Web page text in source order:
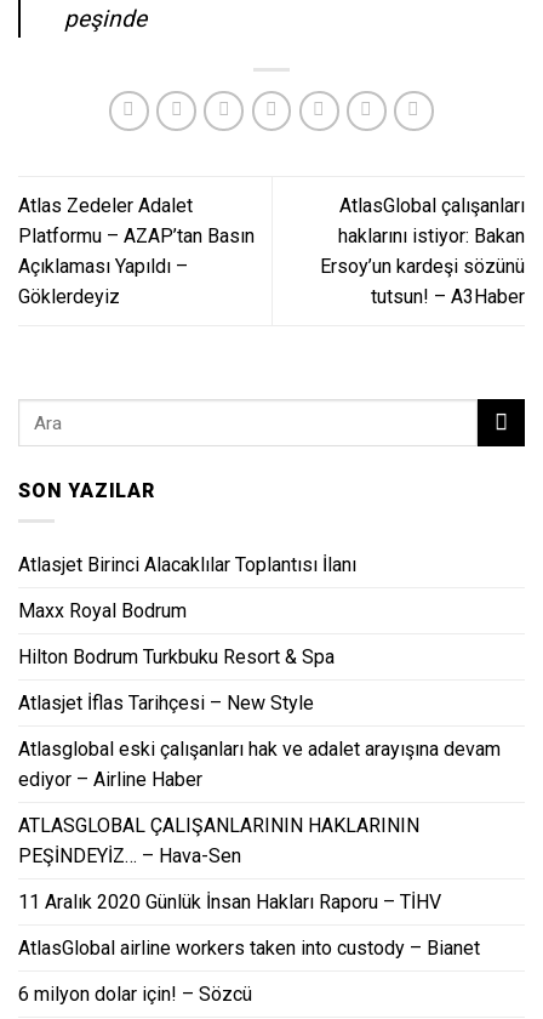
peşinde
Atlas Zedeler Adalet
Platformu – AZAP’tan Basın
Açıklaması Yapıldı –
Göklerdeyiz
AtlasGlobal çalışanları
haklarını istiyor: Bakan
Ersoy’un kardeşi sözünü
tutsun! – A3Haber
SON YAZILAR
Atlasjet Birinci Alacaklılar Toplantısı İlanı
Maxx Royal Bodrum
Hilton Bodrum Turkbuku Resort & Spa
Atlasjet İflas Tarihçesi – New Style
Atlasglobal eski çalışanları hak ve adalet arayışına devam
ediyor – Airline Haber
ATLASGLOBAL ÇALIŞANLARININ HAKLARININ
PEŞİNDEYİZ… – Hava-Sen
11 Aralık 2020 Günlük İnsan Hakları Raporu – TİHV
AtlasGlobal airline workers taken into custody – Bianet
6 milyon dolar için! – Sözcü